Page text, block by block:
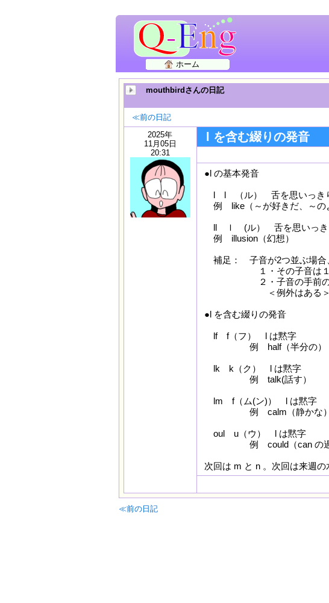
ホーム
mouthbirdさんの日記
≪前の日記
2025年
11月05日
20:31
l を含む綴りの発音
●l の基本発音
l l （ル） 舌を思いっきり
例 like（～が好きだ、～の
ll ｌ (ル） 舌を思いっきり
例 illusion（幻想）
補足： 子音が2つ並ぶ場合
１・その子音は１つ
２・子音の手前の母
＜例外はある＞
●l を含む綴りの発音
lf f（フ） l は黙字
例 half（半分の
lk k（ク） l は黙字
例 talk(話す）
lm f（ム(ン)） l は黙字
例 calm（静かな
oul u（ウ） l は黙字
例 could（can の過
次回は m と n 。次回は来週の
≪前の日記